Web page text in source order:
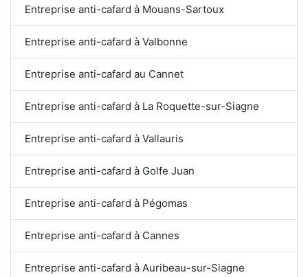
Entreprise anti-cafard à Mouans-Sartoux
Entreprise anti-cafard à Valbonne
Entreprise anti-cafard au Cannet
Entreprise anti-cafard à La Roquette-sur-Siagne
Entreprise anti-cafard à Vallauris
Entreprise anti-cafard à Golfe Juan
Entreprise anti-cafard à Pégomas
Entreprise anti-cafard à Cannes
Entreprise anti-cafard à Auribeau-sur-Siagne